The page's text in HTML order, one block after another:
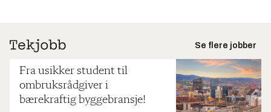
Se flere jobber
Fra usikker student til
ombruksrådgiver i
bærekraftig byggebransje!